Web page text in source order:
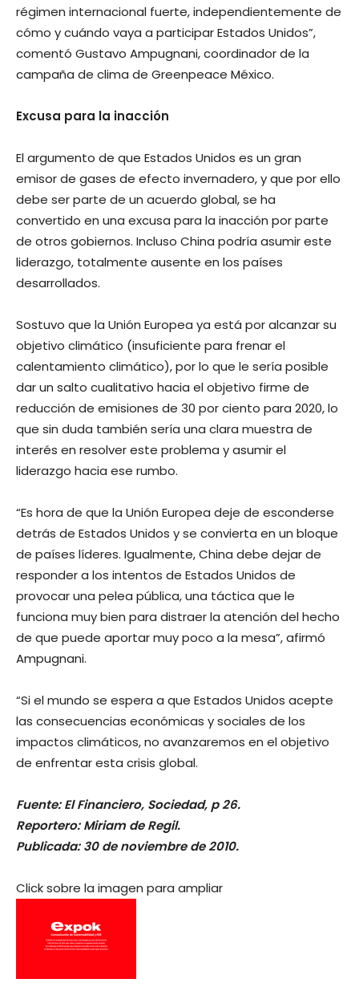
régimen internacional fuerte, independientemente de
cómo y cuándo vaya a participar Estados Unidos”,
comentó Gustavo Ampugnani, coordinador de la
campaña de clima de Greenpeace México.
Excusa para la inacción
El argumento de que Estados Unidos es un gran
emisor de gases de efecto invernadero, y que por ello
debe ser parte de un acuerdo global, se ha
convertido en una excusa para la inacción por parte
de otros gobiernos. Incluso China podría asumir este
liderazgo, totalmente ausente en los países
desarrollados.
Sostuvo que la Unión Europea ya está por alcanzar su
objetivo climático (insuficiente para frenar el
calentamiento climático), por lo que le sería posible
dar un salto cualitativo hacia el objetivo firme de
reducción de emisiones de 30 por ciento para 2020, lo
que sin duda también sería una clara muestra de
interés en resolver este problema y asumir el
liderazgo hacia ese rumbo.
“Es hora de que la Unión Europea deje de esconderse
detrás de Estados Unidos y se convierta en un bloque
de países líderes. Igualmente, China debe dejar de
responder a los intentos de Estados Unidos de
provocar una pelea pública, una táctica que le
funciona muy bien para distraer la atención del hecho
de que puede aportar muy poco a la mesa”, afirmó
Ampugnani.
“Si el mundo se espera a que Estados Unidos acepte
las consecuencias económicas y sociales de los
impactos climáticos, no avanzaremos en el objetivo
de enfrentar esta crisis global.
Fuente: El Financiero, Sociedad, p 26.
Reportero: Miriam de Regil.
Publicada: 30 de noviembre de 2010.
Click sobre la imagen para ampliar